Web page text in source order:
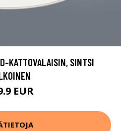
KATTOVALAISIN, SINTSI
EUR